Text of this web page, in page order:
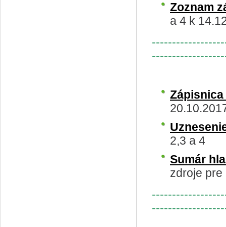
Zoznam
a 4 k
Zápisnica
2,3 a 4
Sumár
zdroje pre